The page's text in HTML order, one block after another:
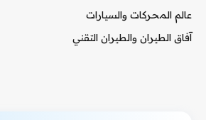
عالم المحركات والسيارات
آفاق الطيران والطيران التقني